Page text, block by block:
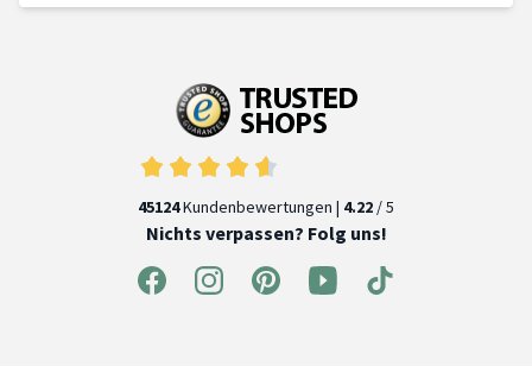
45124Kundenbewertungen | 4.22 / 5
Nichts verpassen? Folg uns!